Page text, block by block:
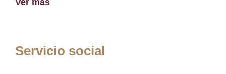
Ver más
Servicio social